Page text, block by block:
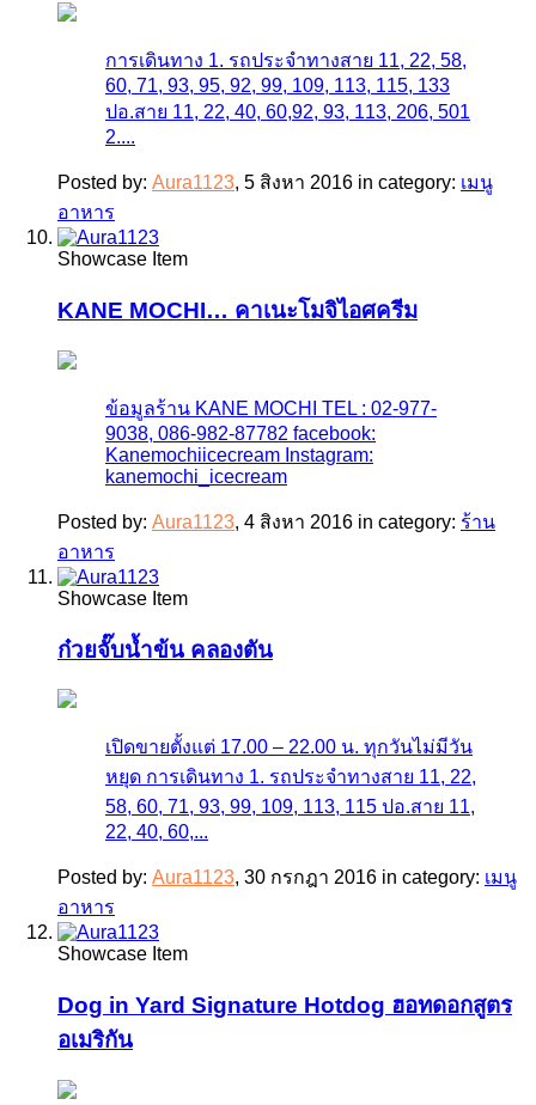
การเดินทาง 1. รถประจำทางสาย 11, 22, 58,
60, 71, 93, 95, 92, 99, 109, 113, 115, 133
ปอ.สาย 11, 22, 40, 60,92, 93, 113, 206, 501
2....
Posted by: Aura1123, 5 สิงหา 2016 in category: เมนู
อาหาร
Showcase Item
KANE MOCHI… คาเนะโมจิไอศครีม
ข้อมูลร้าน KANE MOCHI TEL : 02-977-
9038, 086-982-87782 facebook:
Kanemochiicecream Instagram:
kanemochi_icecream
Posted by: Aura1123, 4 สิงหา 2016 in category: ร้าน
อาหาร
Showcase Item
ก๋วยจั๊บน้ำข้น คลองตัน
เปิดขายตั้งแต่ 17.00 – 22.00 น. ทุกวันไม่มีวัน
หยุด การเดินทาง 1. รถประจำทางสาย 11, 22,
58, 60, 71, 93, 99, 109, 113, 115 ปอ.สาย 11,
22, 40, 60,...
Posted by: Aura1123, 30 กรกฎา 2016 in category: เมนู
อาหาร
Showcase Item
Dog in Yard Signature Hotdog ฮอทดอกสูตร
อเมริกัน